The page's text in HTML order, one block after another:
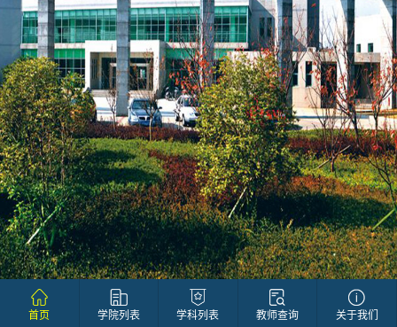
首页 学院列表 学科列表 教师查询 关于我们